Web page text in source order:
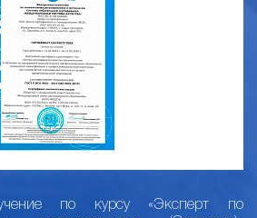
по курсу «Эксперт по